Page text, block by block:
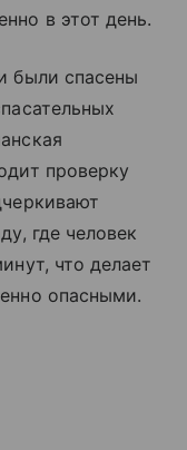
в этот день.
были спасены
проверку
где человек
что делает
опасными.